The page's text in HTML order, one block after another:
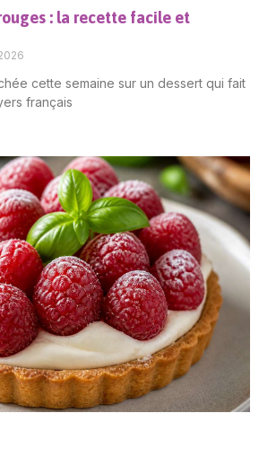
: la recette facile et
cette semaine sur un dessert qui fait
français